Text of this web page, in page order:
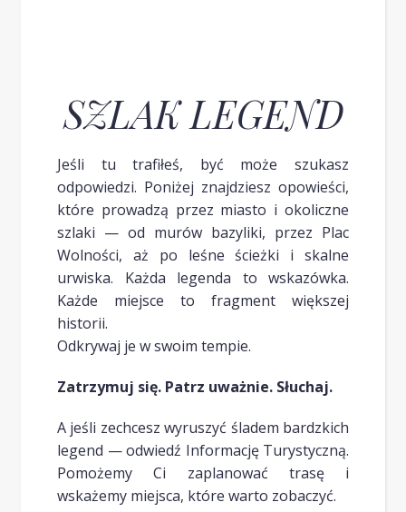
SZLAK LEGEND
Jeśli tu trafiłeś, być może szukasz
odpowiedzi. Poniżej znajdziesz opowieści,
które prowadzą przez miasto i okoliczne
szlaki — od murów bazyliki, przez Plac
Wolności, aż po leśne ścieżki i skalne
urwiska. Każda legenda to wskazówka.
Każde miejsce to fragment większej
historii.
Odkrywaj je w swoim tempie.
Zatrzymuj się. Patrz uważnie. Słuchaj.
A jeśli zechcesz wyruszyć śladem bardzkich
legend — odwiedź Informację Turystyczną.
Pomożemy Ci zaplanować trasę i
wskażemy miejsca, które warto zobaczyć.